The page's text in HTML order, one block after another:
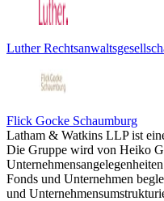
Luther
Flick Gocke Schaumburg
Latham & Watkins LLP ist
Die Gruppe wird von Heiko
Fonds und Unternehmen
und